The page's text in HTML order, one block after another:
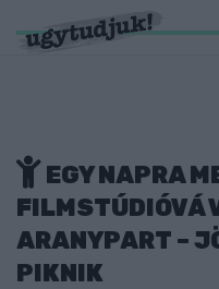
EGY NAPRA
FILMSTÚDIÓVÁ
ARANYPART –
PIKNIK